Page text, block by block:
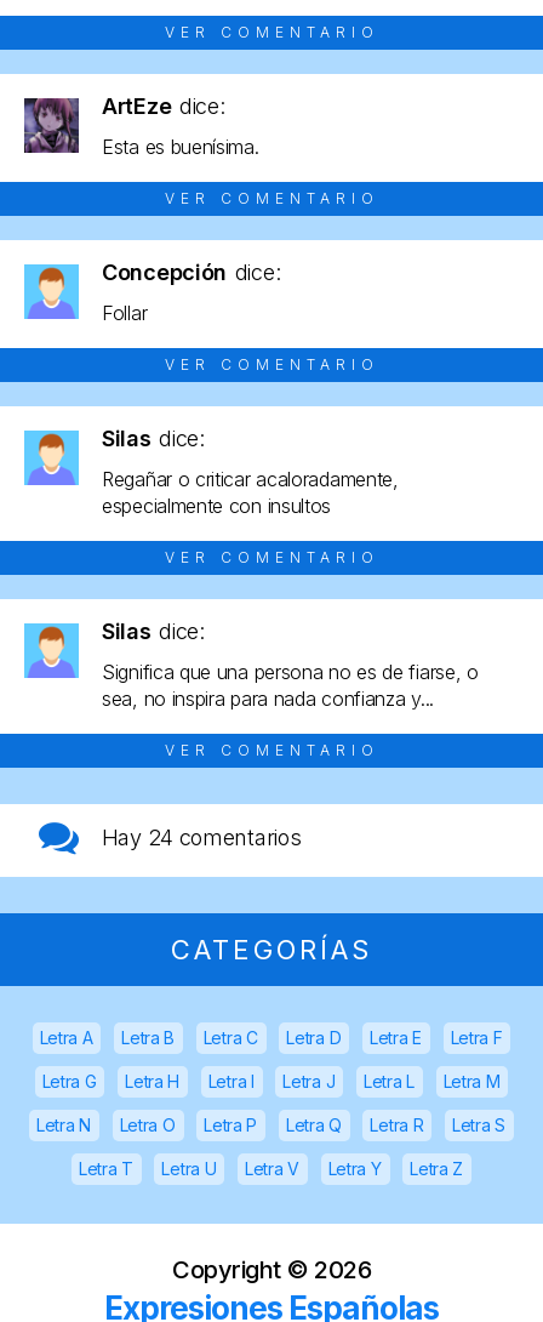
VER COMENTARIO
ArtEze dice:
Esta es buenísima.
VER COMENTARIO
Concepción dice:
Follar
VER COMENTARIO
Silas dice:
Regañar o criticar acaloradamente,
especialmente con insultos
VER COMENTARIO
Silas dice:
Significa que una persona no es de fiarse, o
sea, no inspira para nada confianza y...
VER COMENTARIO
Hay 24 comentarios
CATEGORÍAS
Letra A Letra B Letra C Letra D Letra E Letra F
Letra G Letra H Letra I Letra J Letra L Letra M
Letra N Letra O Letra P Letra Q Letra R Letra S
Letra T Letra U Letra V Letra Y Letra Z
Copyright © 2026
Expresiones Españolas